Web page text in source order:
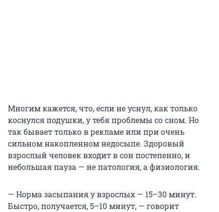
Многим кажется, что, если не уснул, как только
коснулся подушки, у тебя проблемы со сном. Но
так бывает только в рекламе или при очень
сильном накопленном недосыпе. Здоровый
взрослый человек входит в сон постепенно, и
небольшая пауза — не патология, а физиология.
— Норма засыпания у взрослых — 15–30 минут.
Быстро, получается, 5–10 минут, — говорит